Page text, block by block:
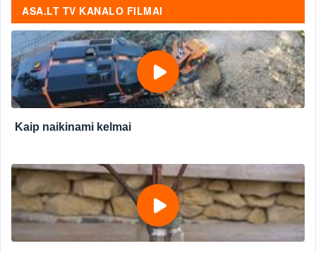
ASA.LT TV KANALO FILMAI
Kaip naikinami kelmai